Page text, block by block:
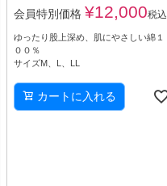
会員特別価格 ¥12,000税込
ゆったり股上深め、肌にやさしい綿１
００％
サイズM、L、LL
カートに入れる